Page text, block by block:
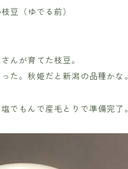
豆（ゆでる前）
んが育てた枝豆。
た。秋姫だと新潟の品種かな。
でもんで産毛とりで準備完了。